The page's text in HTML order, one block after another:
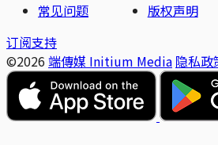
常见问题
版权声明
订阅支持
©2026 端傳媒 Initium Media 隐私政